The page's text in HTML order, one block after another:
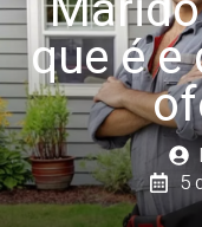
que é
5